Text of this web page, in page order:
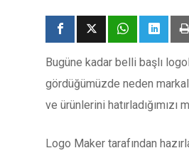
Bugüne kadar belli başlı
gördüğümüzde neden
ve ürünlerini hatırladığımızı
Logo Maker tarafından